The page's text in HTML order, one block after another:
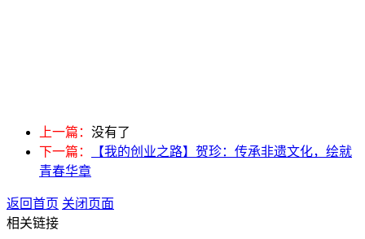
上一篇： 没有了
下一篇：
【我的创业之路】贺珍：传承非遗文化，绘就
青春华章
返回首页 关闭页面
相关链接